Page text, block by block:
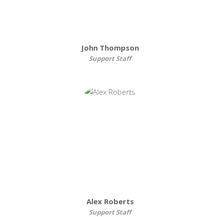
John Thompson
Support Staff
Alex Roberts
Support Staff